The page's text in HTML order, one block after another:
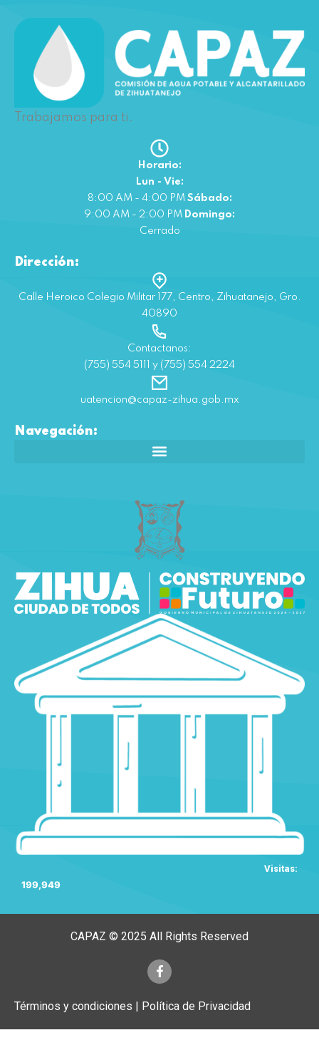
Trabajamos para ti.
Horario:
Lun - Vie:
8:00 AM - 4:00 PM Sábado:
9:00 AM - 2:00 PM Domingo:
Cerrado
Dirección:
Calle Heroico Colegio Militar 177, Centro, Zihuatanejo, Gro.
40890
Contactanos:
(755) 554 5111 y (755) 554 2224
uatencion@capaz-zihua.gob.mx
Navegación:
Visitas:
199,949
CAPAZ © 2025 All Rights Reserved
Términos y condiciones | Política de Privacidad